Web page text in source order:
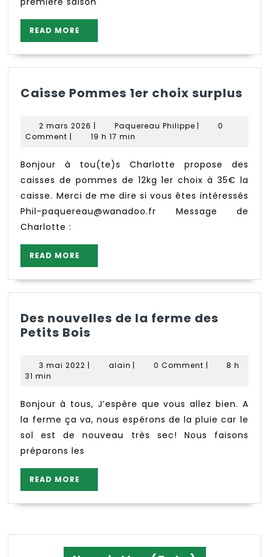
READ MORE
MORE
Caisse Pommes 1er choix surplus
2 mars 2026 2
mars
| Paquereau PhilippePaquereau
|
0
Comment | 19 h 17 min
Bonjour à tou(te)s Charlotte propose des
caisses de pommes de 12kg 1er choix à 35€ la
caisse. Merci de me dire si vous êtes intéressés
Phil-paquereau@wanadoo.fr Message de
Charlotte :
READ MORE
MORE
Des nouvelles de la ferme des
Petits Bois
des
Petits
Bois
3 mai 2022 3| alain alain
| 0 Comment |
8 h
31 min
Bonjour à tous, J’espère que vous allez bien. A
la ferme ça va, nous espérons de la pluie car le
sol est de nouveau très sec! Nous faisons
préparons les
READ MORE
MORE